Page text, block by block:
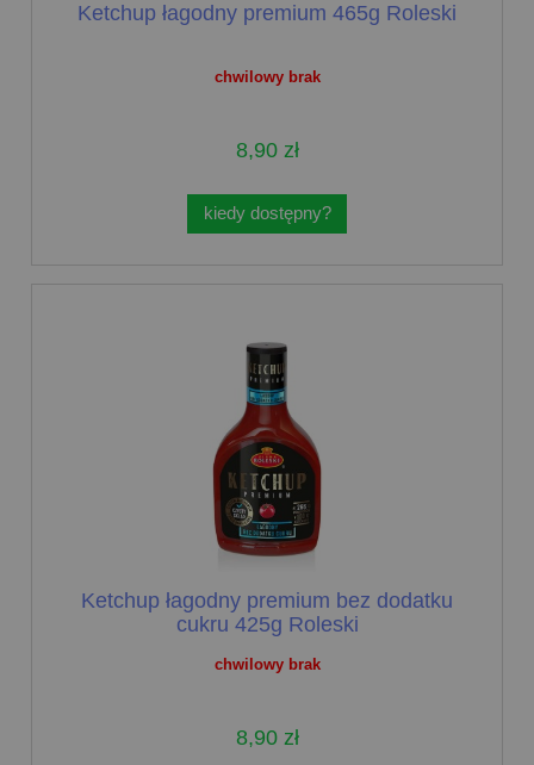
chwilowy brak
Ketchup łagodny premium 465g Roleski
8,90 zł
kiedy dostępny?
chwilowy brak
Ketchup łagodny premium bez dodatku
cukru 425g Roleski
8,90 zł